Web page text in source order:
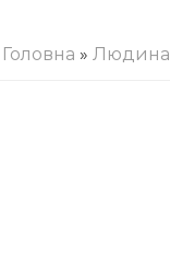
Головна » Людина